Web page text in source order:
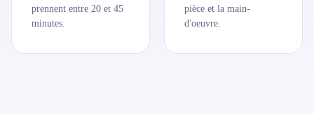
prennent entre 20 et 45
minutes.
pièce et la main-
d'oeuvre.